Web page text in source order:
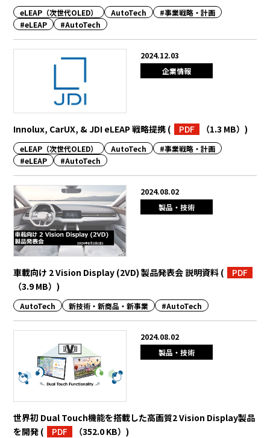
eLEAP（次世代OLED） AutoTech
#事業戦略・計画
#eLEAP
#AutoTech
2024.12.03
企業情報
Innolux, CarUX, & JDI eLEAP 戦略提携 ( PDF （1.3 MB）)
eLEAP（次世代OLED） AutoTech
#事業戦略・計画
#eLEAP
#AutoTech
2024.08.02
製品・技術
車載向け 2 Vision Display (2VD) 製品発表会 説明資料 (
PDF
（3.9 MB）)
AutoTech 新技術・新商品・新事業 #AutoTech
2024.08.02
製品・技術
世界初 Dual Touch機能を搭載した高画質2 Vision Display製品
を開発 ( PDF （352.0 KB）)